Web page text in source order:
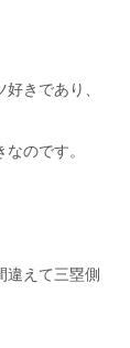
きであり、
のです。
違えて三塁側